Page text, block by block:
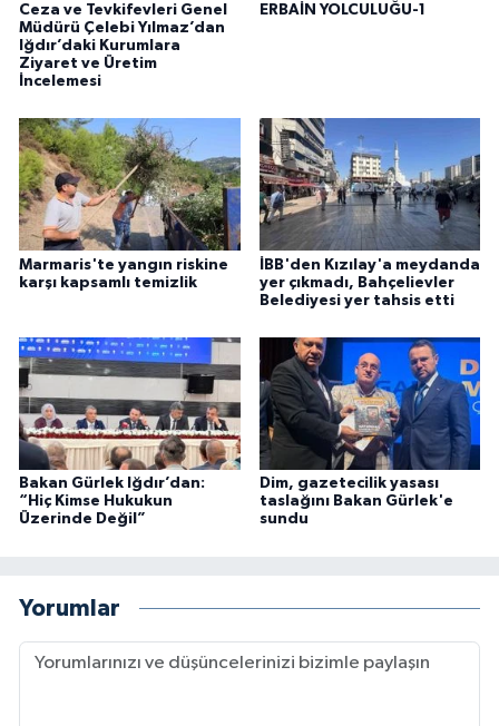
Ceza ve Tevkifevleri Genel
Müdürü Çelebi Yılmaz’dan
Iğdır’daki Kurumlara
Ziyaret ve Üretim
İncelemesi
ERBAİN YOLCULUĞU-1
Marmaris'te yangın riskine
karşı kapsamlı temizlik
İBB'den Kızılay'a meydanda
yer çıkmadı, Bahçelievler
Belediyesi yer tahsis etti
Bakan Gürlek Iğdır’dan:
“Hiç Kimse Hukukun
Üzerinde Değil”
Dim, gazetecilik yasası
taslağını Bakan Gürlek'e
sundu
Yorumlar